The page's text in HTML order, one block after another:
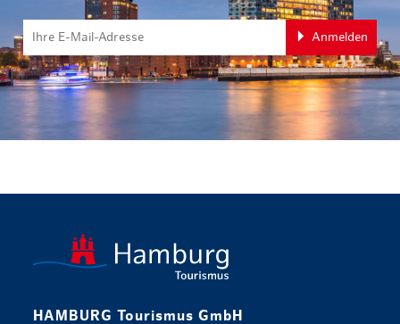
Anmelden
HAMBURG Tourismus GmbH